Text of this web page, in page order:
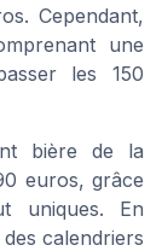
Cependant,
une
les 150
bière de la
euros, grâce
uniques. En
calendriers